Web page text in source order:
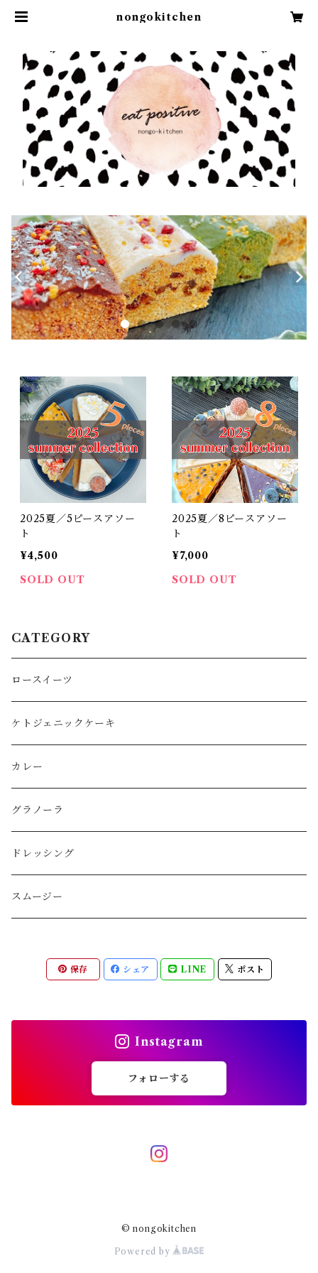
nongokitchen
2025夏／5ピースアソー
ト
¥4,500
SOLD OUT
2025夏／8ピースアソー
ト
¥7,000
SOLD OUT
CATEGORY
ロースイーツ
ケトジェニックケーキ
カレー
グラノーラ
ドレッシング
スムージー
保存 シェア LINE ポスト
Instagram
フォローする
© nongokitchen
Powered by